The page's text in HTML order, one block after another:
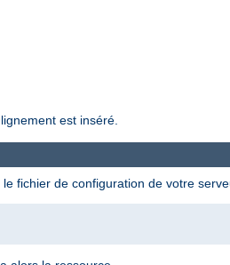
est inséré.
fichier de configuration de votre